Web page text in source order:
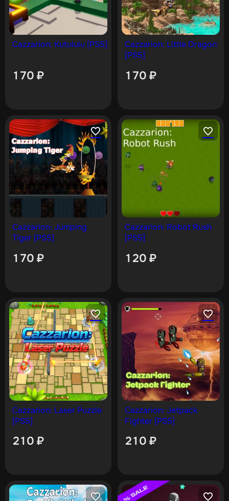
Cazzarion: Kutululu [PS5]
170 ₽
Cazzarion: Little Dragon
[PS5]
170 ₽
Cazzarion: Jumping
Tiger [PS5]
170 ₽
Cazzarion: Robot Rush
[PS5]
120 ₽
Cazzarion: Laser Puzzle
[PS5]
210 ₽
Cazzarion: Jetpack
Fighter [PS5]
210 ₽